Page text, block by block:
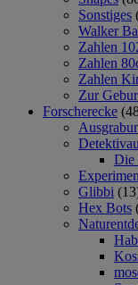
Sonstiges
Walker
Zahlen
Zahlen
Zahlen
Zur
Forscherecke
Die
Glibbi
Hex Bots